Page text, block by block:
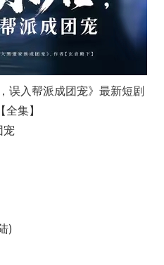
误入帮派成团宠》最新短剧
集】
宠
)